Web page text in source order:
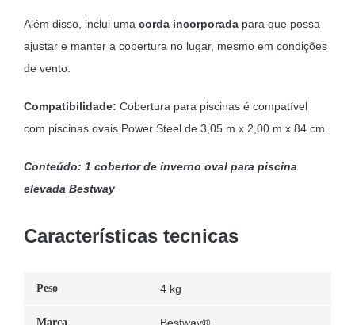
Além disso, inclui uma corda incorporadapara que possa
ajustar e manter a cobertura no lugar, mesmo em condições
de vento.
Compatibilidade: Cobertura para piscinas é compatível
com piscinas ovais Power Steel de 3,05 m x 2,00 m x 84 cm.
Conteúdo: 1 cobertor de inverno oval para piscina
elevada Bestway
Características tecnicas
Peso 4 kg
Marca